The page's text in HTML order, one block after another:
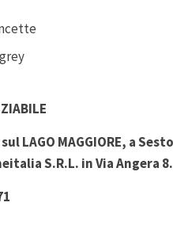
LAGO MAGGIORE, a
S.R.L. in Via Angera 8.